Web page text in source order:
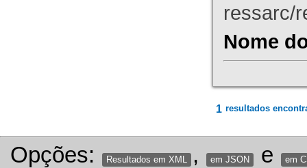
ressarc/
Nome
1 resultados
Opções: Resultados em XML , em JSON e em